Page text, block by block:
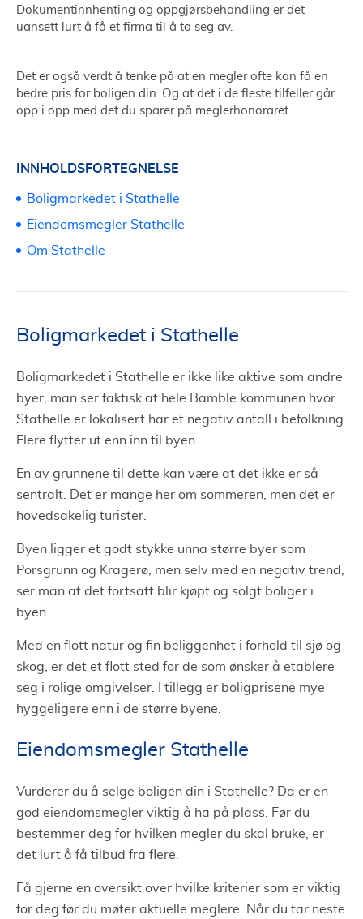
Dokumentinnhenting og oppgjørsbehandling er det
uansett lurt å få et firma til å ta seg av.
Det er også verdt å tenke på at en megler ofte kan få en
bedre pris for boligen din. Og at det i de fleste tilfeller går
opp i opp med det du sparer på meglerhonoraret.
Boligmarkedet i Stathelle
Boligmarkedet i Stathelle er ikke like aktive som andre
byer, man ser faktisk at hele Bamble kommunen hvor
Stathelle er lokalisert har et negativ antall i befolkning.
Flere flytter ut enn inn til byen.
En av grunnene til dette kan være at det ikke er så
sentralt. Det er mange her om sommeren, men det er
hovedsakelig turister.
Byen ligger et godt stykke unna større byer som
Porsgrunn og Kragerø, men selv med en negativ trend,
ser man at det fortsatt blir kjøpt og solgt boliger i
byen.
Med en flott natur og fin beliggenhet i forhold til sjø og
skog, er det et flott sted for de som ønsker å etablere
seg i rolige omgivelser. I tillegg er boligprisene mye
hyggeligere enn i de større byene.
Eiendomsmegler Stathelle
Vurderer du å selge boligen din i Stathelle? Da er en
god eiendomsmegler viktig å ha på plass. Før du
bestemmer deg for hvilken megler du skal bruke, er
det lurt å få tilbud fra flere.
Få gjerne en oversikt over hvilke kriterier som er viktig
for deg før du møter aktuelle meglere. Når du tar neste
INNHOLDSFORTEGNELSE
Boligmarkedet i Stathelle
Eiendomsmegler Stathelle
Om Stathelle